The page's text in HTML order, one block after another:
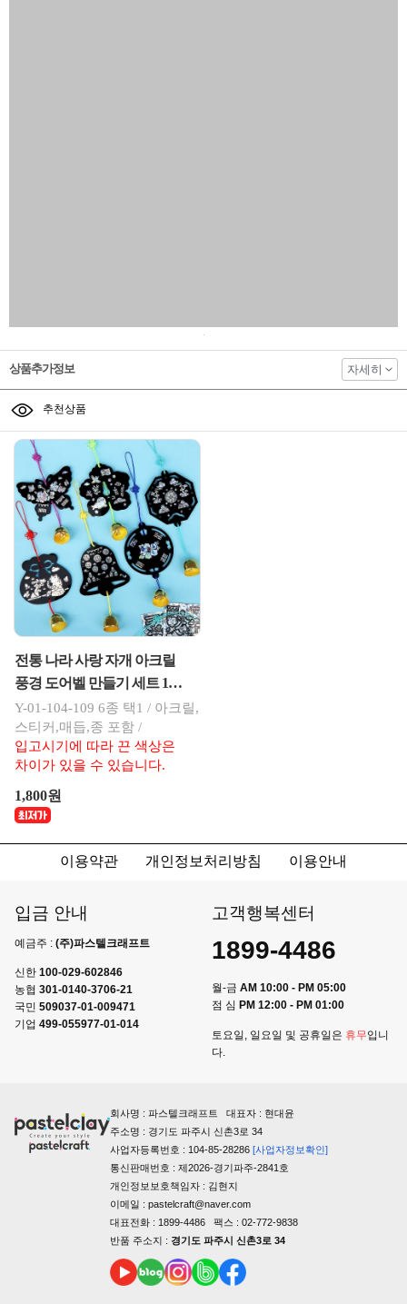
상품추가정보
추천상품
전통 나라 사랑 자개 아크릴
입
Y-01-104-109 6종 택1 / 아크릴,
입고시기에 따라 끈 색상은
차이가 있을 수 있습니다.
1,800원
개인정보처리방침
입금 안내
예금주 :(주)파스텔크래프트
100-029-602846
301-0140-3706-21
509037-01-009471
499-055977-01-014
고객행복센터
1899-4486
월-금
점 심PM 12:00 - PM 01:00
토요일, 일요일 및 공휴일은